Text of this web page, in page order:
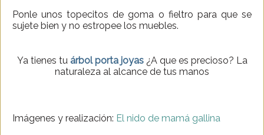
Ponle unos topecitos de goma o fieltro para que se
sujete bien y no estropee los muebles.
Ya tienes tuárbol porta joyas¿A que es precioso? La
naturaleza al alcance de tus manos
Imágenes y realización: El nido de mamá gallina